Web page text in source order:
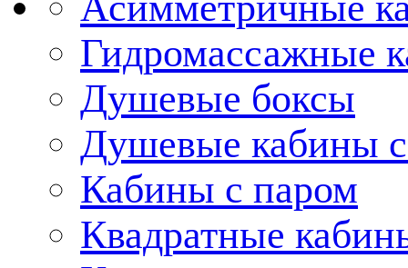
Гидромассажные
Душевые боксы
Душевые кабины
Кабины с паром
Квадратные